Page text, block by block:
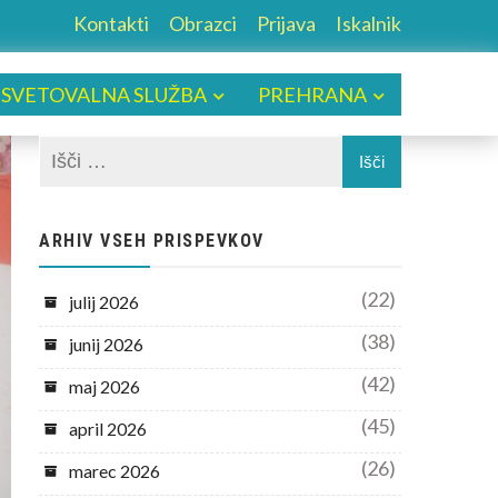
Kontakti Obrazci Prijava Iskalnik
SVETOVALNA SLUŽBA PREHRANA
ARHIV VSEH PRISPEVKOV
julij 2026 (22)
junij 2026 (38)
maj 2026 (42)
april 2026 (45)
marec 2026 (26)